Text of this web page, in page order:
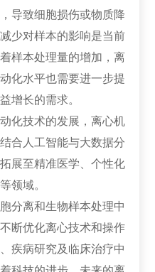
导致细胞损伤或物质降
少对样本的影响是当前
样本处理量的增加，离
化水平也需要进一步提
增长的需求。
技术的发展，离心机
合人工智能与大数据分
展至精准医学、个性化
领域。
离和生物样本处理中
断优化离心技术和操作
疾病研究及临床治疗中